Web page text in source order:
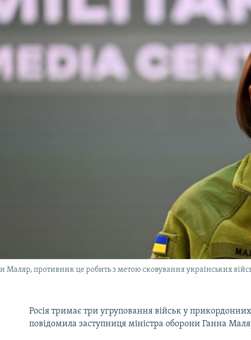
Маляр, противник це робить з метою сковування українських
Росія тримає три угруповання військ у
повідомила заступниця міністра оборони Ганна